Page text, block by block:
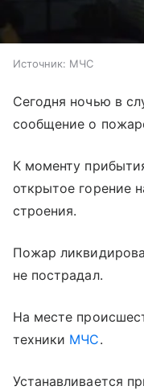
Источник: МЧС
Сегодня ночью в
сообщение о
К моменту
открытое горение
строения.
Пожар
не пострадал.
На месте
техники МЧС.
Устанавливается